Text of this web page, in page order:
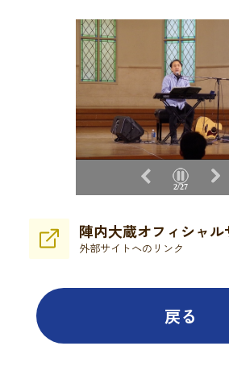
2/27
陣内大蔵オフィシャル
外部サイトへのリンク
戻る